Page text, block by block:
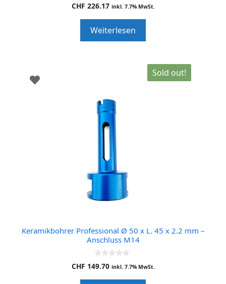
0
o
o
f
5
CHF 226.17 inkl. 7.7% MwSt.
Weiterlesen
Sold out!
Keramikbohrer Professional Ø 50 x L. 45 x 2.2 mm –
Anschluss M14
0
o
CHF 149.70 inkl. 7.7% MwSt.